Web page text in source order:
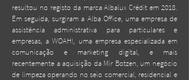
resultou no registo da marca Albalux Crédit em 2018.
Em seguida, surgiram a Alba Office, uma empresa de
assistência administrativa para particulares e
empresas, a WOAH!, uma empresa especializada em
comunicação e marketing digital, e mais
recentemente a aquisição da Mir Botzen, um negócio
de limpeza operando no seio comercial, residencial e